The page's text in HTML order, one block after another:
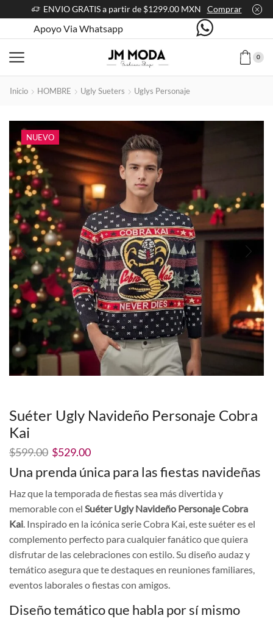
ENVIO GRATIS a partir de $1299.00 MXN Comprar
Apoyo Via Whatsapp
0
Inicio HOMBRE Ugly Sueters Uglys Personaje
NUEVO
Suéter Ugly Navideño Personaje Cobra
Kai
$599.00 El
precio
original
era:
$599.00.
$529.00El
precio
actual
es:
$529.00.
Una prenda única para las fiestas navideñas
Haz que la temporada de fiestas sea más divertida y
memorable con el Suéter Ugly Navideño Personaje Cobra
Kai. Inspirado en la icónica serie Cobra Kai, este suéter es el
complemento perfecto para cualquier fanático que quiera
disfrutar de las celebraciones con estilo. Su diseño audaz y
temático asegura que te destaques en reuniones familiares,
eventos laborales o fiestas con amigos.
Diseño temático que habla por sí mismo